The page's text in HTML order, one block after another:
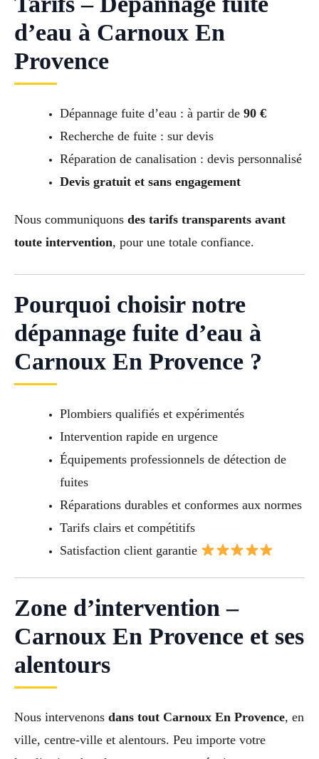
d’eau à Carnoux En
Provence
Dépannage fuite d’eau : à partir de 90 €
Recherche de fuite : sur devis
Réparation de canalisation : devis personnalisé
Devis gratuit et sans engagement
Nous communiquons des tarifs transparents avant
toute intervention, pour une totale confiance.
Pourquoi choisir notre
dépannage fuite d’eau à
Carnoux En Provence ?
Plombiers qualifiés et expérimentés
Intervention rapide en urgence
Équipements professionnels de détection de
fuites
Réparations durables et conformes aux normes
Tarifs clairs et compétitifs
Satisfaction client garantie
Zone d’intervention –
Carnoux En Provence et ses
alentours
Nous intervenons dans tout Carnoux En Provence, en
ville, centre-ville et alentours. Peu importe votre